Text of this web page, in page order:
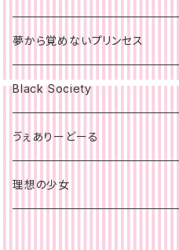
ポスター
夢から覚めないプリンセス
Black Society
ゔぇありーどーる
理想の少女